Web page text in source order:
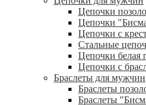
Цепочки
Цепочки
Цепочки с
Стальные
Цепочки белая
Цепочки с
Браслеты для мужчин
Браслеты
Браслеты